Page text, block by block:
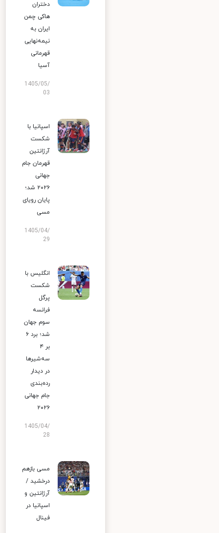
دختران
هاکی چمن
ایران به
نیمه‌نهایی
قهرمانی
آسیا
1405/05/
03
اسپانیا با
شکست
آرژانتین
قهرمان جام
جهانی
۲۰۲۶ شد؛
پایان رویای
مسی
1405/04/
29
انگلیس با
شکست
پرگل
فرانسه
سوم جهان
شد؛ برد ۶
بر ۴
سه‌شیرها
در دیدار
رده‌بندی
جام جهانی
۲۰۲۶
1405/04/
28
مسی بازهم
درخشید /
آرژانتین و
اسپانیا در
فینال